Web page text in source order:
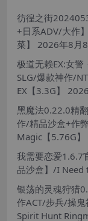
彷徨之街
+日系ADV/大作
菜】
2026年8月
极道无赖EX:女
SLG/爆款神作/
EX【3.3G】
黑魔法0.22.0精
作/精品沙盒+作
Magic【5.76G】
我需要恋爱1.6.7
品沙盒】/I Need
银荡的灵魂狩猎
作ACT/步兵/操
Spirit Hunt